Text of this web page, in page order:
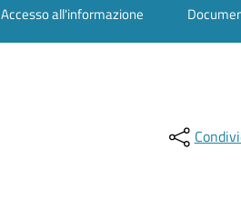
Accesso all'informazione